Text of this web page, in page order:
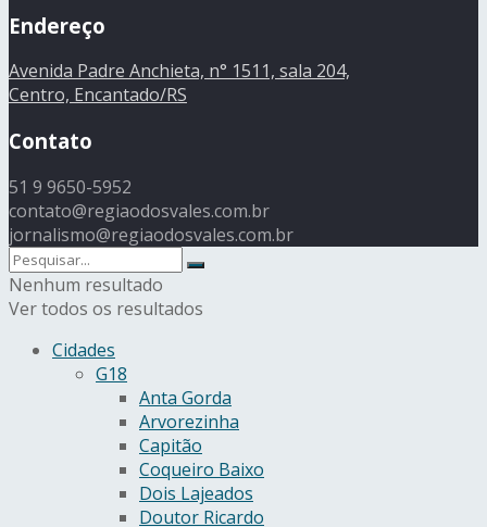
Endereço
Avenida Padre Anchieta, n° 1511, sala 204,
Centro, Encantado/RS
Contato
51 9 9650-5952
contato@regiaodosvales.com.br
jornalismo@regiaodosvales.com.br
Nenhum resultado
Ver todos os resultados
Cidades
G18
Anta Gorda
Arvorezinha
Capitão
Coqueiro Baixo
Dois Lajeados
Doutor Ricardo